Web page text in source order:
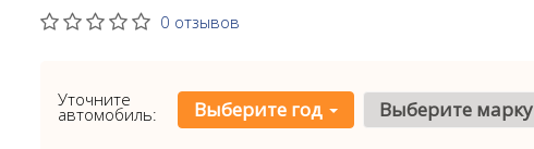
0 отзывов
Уточните
автомобиль: Выберите год Выберите марку